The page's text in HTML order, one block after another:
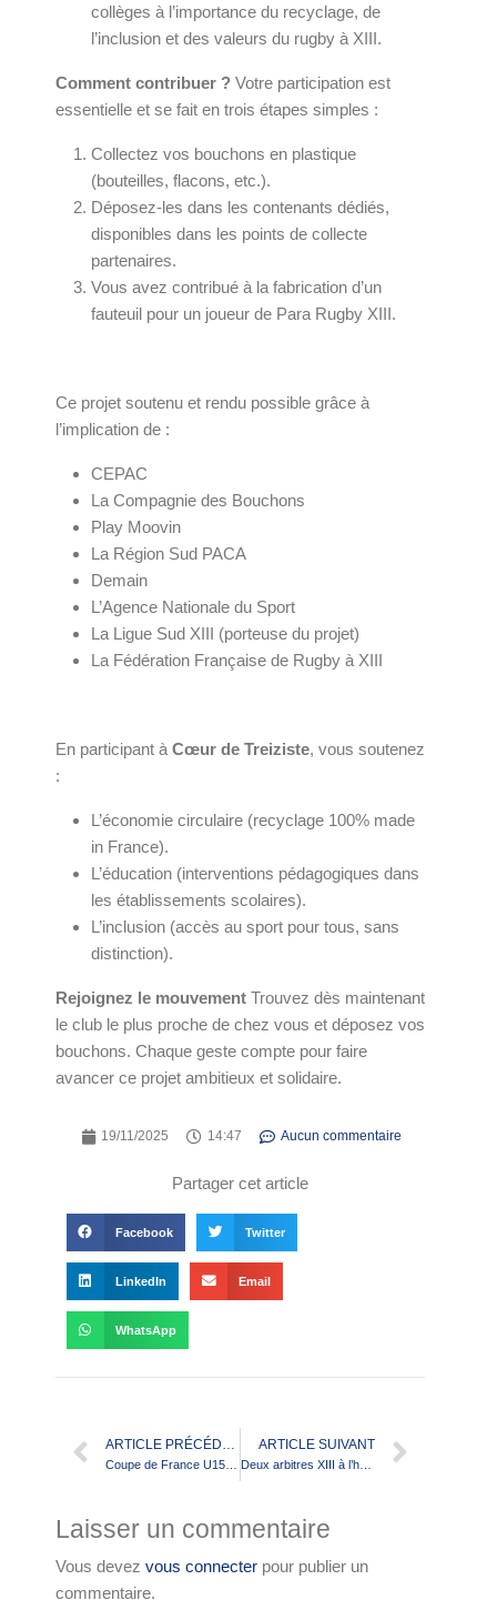
collèges à l’importance du recyclage, de
l’inclusion et des valeurs du rugby à XIII.
Comment contribuer ? Votre participation est
essentielle et se fait en trois étapes simples :
Collectez vos bouchons en plastique
(bouteilles, flacons, etc.).
Déposez-les dans les contenants dédiés,
disponibles dans les points de collecte
partenaires.
Vous avez contribué à la fabrication d’un
fauteuil pour un joueur de Para Rugby XIII.
Ce projet soutenu et rendu possible grâce à
l’implication de :
CEPAC
La Compagnie des Bouchons
Play Moovin
La Région Sud PACA
Demain
L’Agence Nationale du Sport
La Ligue Sud XIII (porteuse du projet)
La Fédération Française de Rugby à XIII
En participant à Cœur de Treiziste, vous soutenez
:
L’économie circulaire (recyclage 100% made
in France).
L’éducation (interventions pédagogiques dans
les établissements scolaires).
L’inclusion (accès au sport pour tous, sans
distinction).
Rejoignez le mouvement Trouvez dès maintenant
le club le plus proche de chez vous et déposez vos
bouchons. Chaque geste compte pour faire
avancer ce projet ambitieux et solidaire.
19/11/2025 14:47 Aucun commentaire
Partager cet article
Facebook Twitter
LinkedIn Email
WhatsApp
ARTICLE PRÉCÉDENT ARTICLE SUIVANT
Laisser un commentaire
Vous devez vous connecter pour publier un
commentaire.